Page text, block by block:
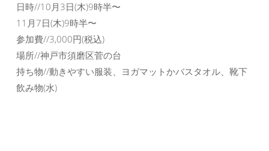
日時//10月3日(木)9時半〜
11月7日(木)9時半〜
参加費//3,000円(税込)
場所//神戸市須磨区菅の台
持ち物//動きやすい服装、ヨガマットかバスタオル、靴下
飲み物(水)